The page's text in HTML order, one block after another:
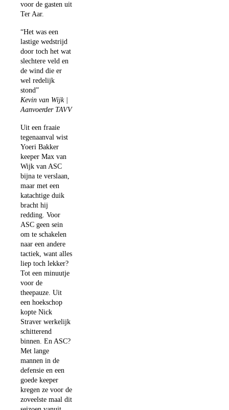
voor de gasten uit
Ter Aar.
“Het was een
lastige wedstrijd
door toch het wat
slechtere veld en
de wind die er
wel redelijk
stond”
Kevin van Wijk |
Aanvoerder TAVV
Uit een fraaie
tegenaanval wist
Yoeri Bakker
keeper Max van
Wijk van ASC
bijna te verslaan,
maar met een
katachtige duik
bracht hij
redding. Voor
ASC geen sein
om te schakelen
naar een andere
tactiek, want alles
liep toch lekker?
Tot een minuutje
voor de
theepauze. Uit
een hoekschop
kopte Nick
Straver werkelijk
schitterend
binnen. En ASC?
Met lange
mannen in de
defensie en een
goede keeper
kregen ze voor de
zoveelste maal dit